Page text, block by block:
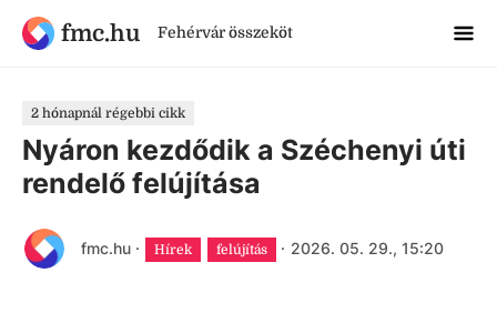
fmc.hu Fehérvár összeköt
2 hónapnál régebbi cikk
Nyáron kezdődik a Széchenyi úti
rendelő felújítása
fmc.hu · Hírek felújítás · 2026. 05. 29., 15:20